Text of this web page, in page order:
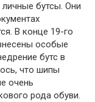
бутсы. Они
В конце 19-го
особые
бутс в
что шипы
очень
рода обуви.